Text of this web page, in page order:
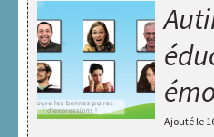
Ajouté le